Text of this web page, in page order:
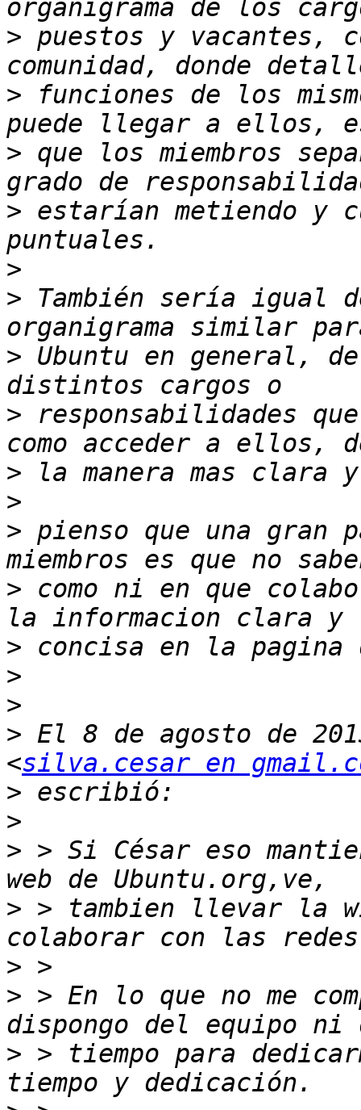
> puestos y vacantes,
> funciones de los
> que los miembros
> estarían metiendo y
>
> También sería igual
> Ubuntu en general,
> responsabilidades
>
>
> pienso que una
> como ni en que
>
>
>
> El 8 de agosto de
<silva.cesar en
>
>
> > Si César eso
> > tambien llevar la
>
> > En lo que no me
> > tiempo para